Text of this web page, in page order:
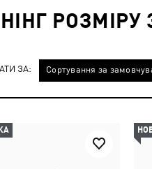
РОЗМІРУ
ЗА: Сортування за